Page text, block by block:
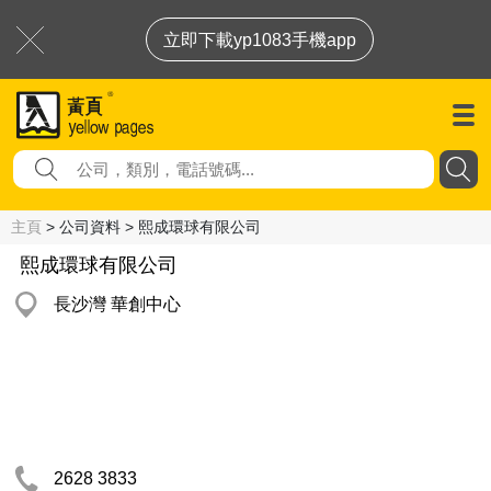
立即下載yp1083手機app
主頁 > 公司資料 > 熙成環球有限公司
熙成環球有限公司
長沙灣 華創中心
2628 3833